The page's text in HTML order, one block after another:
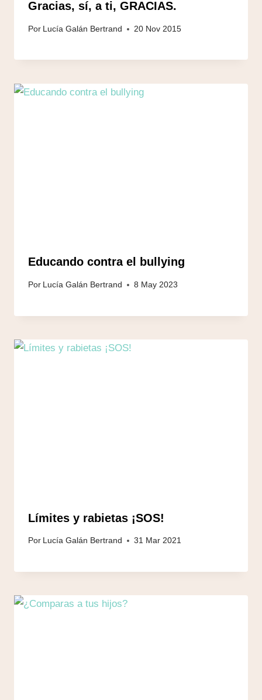
Gracias, sí, a ti, GRACIAS.
Por Lucía Galán Bertrand 20 Nov 2015
Educando contra el bullying
Por Lucía Galán Bertrand 8 May 2023
Límites y rabietas ¡SOS!
Por Lucía Galán Bertrand 31 Mar 2021